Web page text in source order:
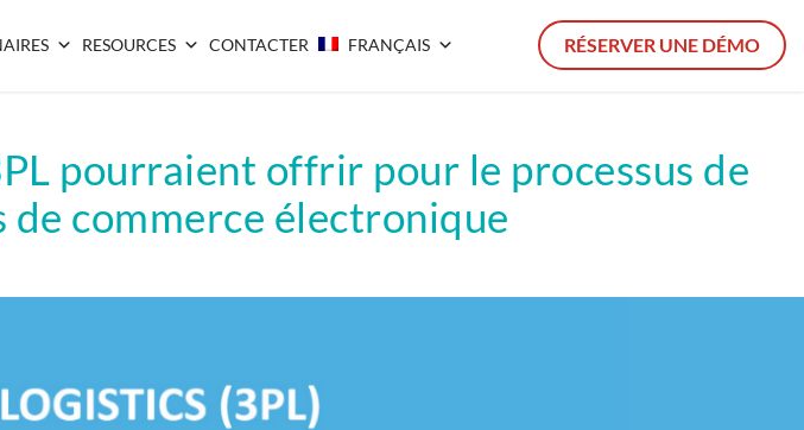
RÉSERVER UNE DÉMO
RESOURCES CONTACTER FRANÇAIS
pourraient offrir pour le processus de
commerce électronique